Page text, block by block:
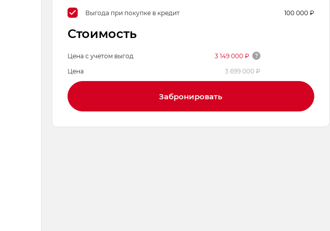
Выгода при покупке в кредит 100 000 ₽
Стоимость
Цена с учетом выгод
3 149 000 ₽
Цена
3 699 000 ₽
Забронировать